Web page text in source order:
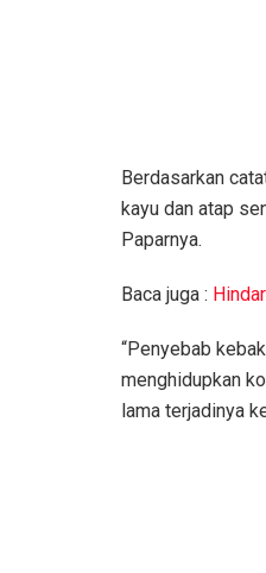
Berdasarkan
kayu dan atap
Paparnya.
Baca juga :
“Penyebab
menghidupkan
lama terjadinya